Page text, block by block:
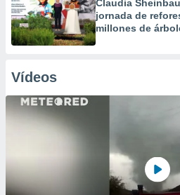
Claudia
jornada de
millones de
Vídeos